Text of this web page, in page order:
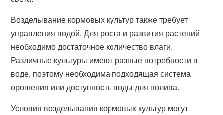
Возделывание кормовых культур также требует
управления водой. Для роста и развития растений
необходимо достаточное количество влаги.
Различные культуры имеют разные потребности в
воде, поэтому необходима подходящая система
орошения или доступность воды для полива.
Условия возделывания кормовых культур могут